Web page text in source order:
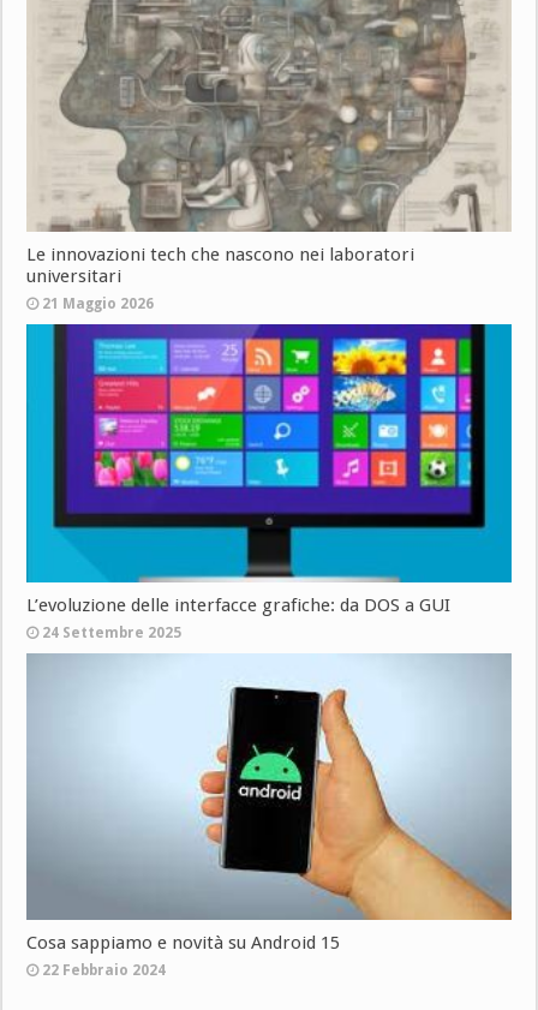
Le innovazioni tech che nascono nei laboratori
universitari
21 Maggio 2026
L’evoluzione delle interfacce grafiche: da DOS a GUI
24 Settembre 2025
Cosa sappiamo e novità su Android 15
22 Febbraio 2024